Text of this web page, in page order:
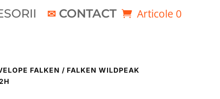
CONTACT Articole 0
FALKEN / FALKEN WILDPEAK